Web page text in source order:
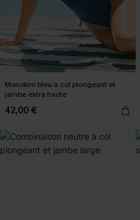
Monokini bleu à col plongeant et
jambe extra haute
42,00 €